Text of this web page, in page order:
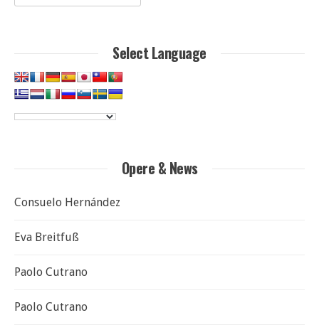
per:
Select Language
Opere & News
Consuelo Hernández
Eva Breitfuß
Paolo Cutrano
Paolo Cutrano